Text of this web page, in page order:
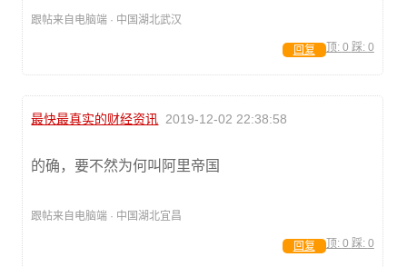
跟帖来自电脑端 · 中国湖北武汉
顶: 0 踩: 0
回复
最快最真实的财经资讯 2019-12-02 22:38:58
的确，要不然为何叫阿里帝国
跟帖来自电脑端 · 中国湖北宜昌
顶: 0 踩: 0
回复